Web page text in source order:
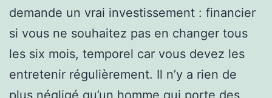
demande un vrai investissement : financier
si vous ne souhaitez pas en changer tous
les six mois, temporel car vous devez les
entretenir régulièrement. Il n’y a rien de
plus négligé qu’un homme qui porte des